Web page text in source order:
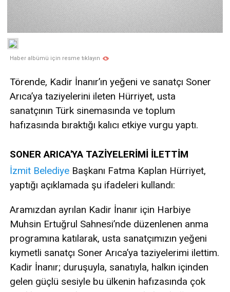
Haber albümü için resme tıklayın
Törende, Kadir İnanır’ın yeğeni ve sanatçı Soner
Arıca’ya taziyelerini ileten Hürriyet, usta
sanatçının Türk sinemasında ve toplum
hafızasında bıraktığı kalıcı etkiye vurgu yaptı.
SONER ARICA'YA TAZİYELERİMİ İLETTİM
İzmit Belediye Başkanı Fatma Kaplan Hürriyet,
yaptığı açıklamada şu ifadeleri kullandı:
Aramızdan ayrılan Kadir İnanır için Harbiye
Muhsin Ertuğrul Sahnesi’nde düzenlenen anma
programına katılarak, usta sanatçımızın yeğeni
kıymetli sanatçı Soner Arıca’ya taziyelerimi ilettim.
Kadir İnanır; duruşuyla, sanatıyla, halkın içinden
gelen güçlü sesiyle bu ülkenin hafızasında çok